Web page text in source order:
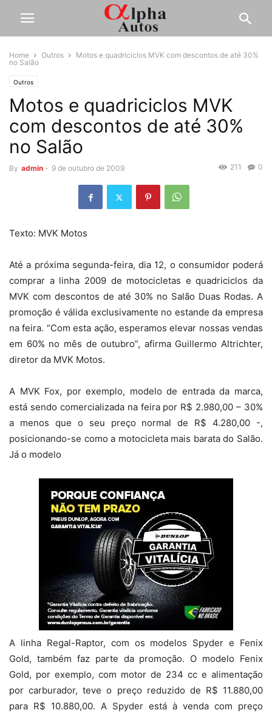
Home Outros
Motos e quadriciclos MVK com descontos de até 30%
no Salão
Outros
Motos e quadriciclos MVK
com descontos de até 30%
no Salão
By admin - 9 de outubro de 2009 0
211
Texto: MVK Motos
Até a próxima segunda-feira, dia 12, o consumidor poderá
comprar a linha 2009 de motocicletas e quadriciclos da
MVK com descontos de até 30% no Salão Duas Rodas. A
promoção é válida exclusivamente no estande da empresa
na feira. “Com esta ação, esperamos elevar nossas vendas
em 60% no mês de outubro”, afirma Guillermo Altrichter,
diretor da MVK Motos.
A MVK Fox, por exemplo, modelo de entrada da marca,
está sendo comercializada na feira por R$ 2.980,00 – 30%
a menos que o seu preço normal de R$ 4.280,00 -,
posicionando-se como a motocicleta mais barata do Salão.
Já o modelo
A linha Regal-Raptor, com os modelos Spyder e Fenix
Gold, também faz parte da promoção. O modelo Fenix
Gold, por exemplo, com motor de 234 cc e alimentação
por carburador, teve o preço reduzido de R$ 11.880,00
para R$ 10.880,00. A Spyder está à venda com preço